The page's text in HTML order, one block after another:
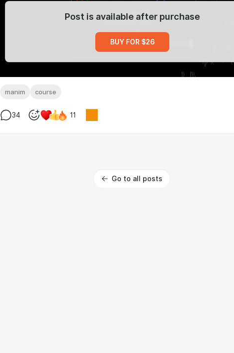
Post is available after purchase
BUY FOR $26
manim course
34 11
Go to all posts